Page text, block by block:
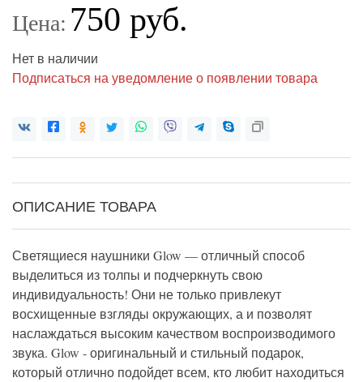
Цена: 750 руб.
Нет в наличии
Подписаться на уведомление о появлении товара
ОПИСАНИЕ ТОВАРА
Светящиеся наушники Glow — отличный способ
выделиться из толпы и подчеркнуть свою
индивидуальность! Они не только привлекут
восхищенные взгляды окружающих, а и позволят
наслаждаться высоким качеством воспроизводимого
звука. Glow - оригинальный и стильный подарок,
который отлично подойдет всем, кто любит находиться